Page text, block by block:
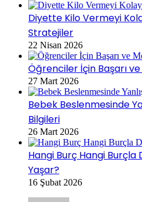
Diyette Kilo Vermeyi
Stratejiler
22 Nisan 2026
Öğrenciler İçin Başarı
27 Mart 2026
Bebek Beslenmesinde
Bilgileri
26 Mart 2026
Hangi Burç Hangi Burçla
Yaşar?
16 Şubat 2026